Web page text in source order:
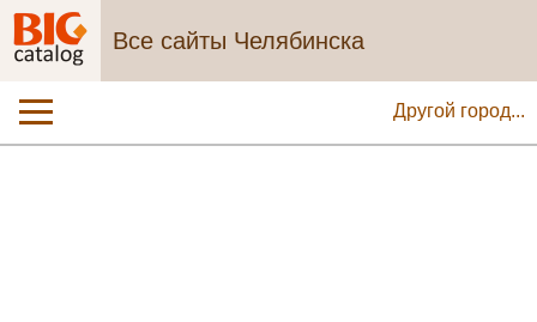
Все сайты Челябинска
Другой город...